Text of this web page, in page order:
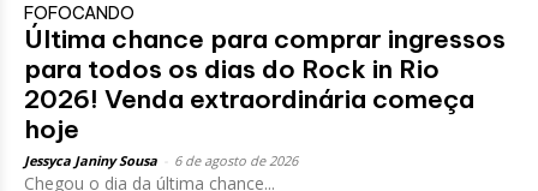
FOFOCANDO
Última chance para comprar ingressos
para todos os dias do Rock in Rio
2026! Venda extraordinária começa
hoje
Jessyca Janiny Sousa 6 de agosto de 2026
Chegou o dia da última chance...